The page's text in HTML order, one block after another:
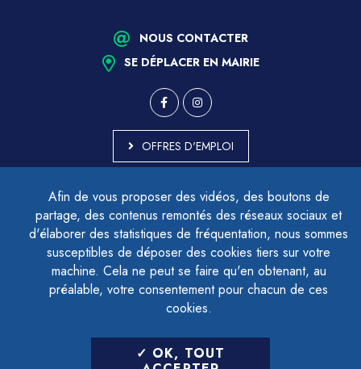
Afin de vous proposer des vidéos, des boutons de
partage, des contenus remontés des réseaux sociaux et
d'élaborer des statistiques de fréquentation, nous sommes
susceptibles de déposer des cookies tiers sur votre
machine. Cela ne peut se faire qu'en obtenant, au
préalable, votre consentement pour chacun de ces
cookies.
OK, TOUT
NOUS CONTACTER
SE DÉPLACER EN MAIRIE
OFFRES D'EMPLOI
ACCESSIBILITÉ - PARTIELLEMENT CONFORME
PLAN DU SITE
MENTIONS LÉGALES
CONTACTER LE DÉLÉGUÉ À LA PROTECTION DES DONNÉES
GESTION DES COOKIES
LETTRE D'INFORMATION
SAISIR VOTRE ADRESSE E-MAIL